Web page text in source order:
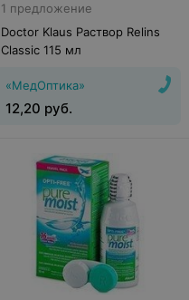
1 предложение
Doctor Klaus Раствор Relins
Classic 115 мл
«МедОптика»
12,20 руб.